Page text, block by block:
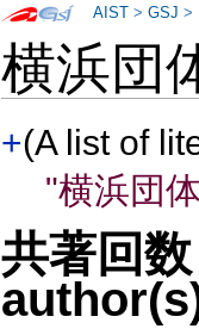
横浜団
+(A list of
"横浜団
共著回
AIST >GSJ >